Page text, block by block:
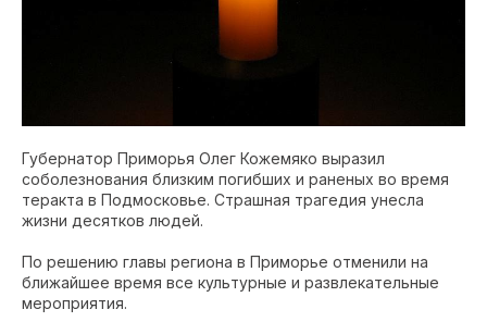
Губернатор Приморья Олег Кожемяко выразил
соболезнования близким погибших и раненых во время
теракта в Подмосковье. Страшная трагедия унесла
жизни десятков людей.
По решению главы региона в Приморье отменили на
ближайшее время все культурные и развлекательные
мероприятия.